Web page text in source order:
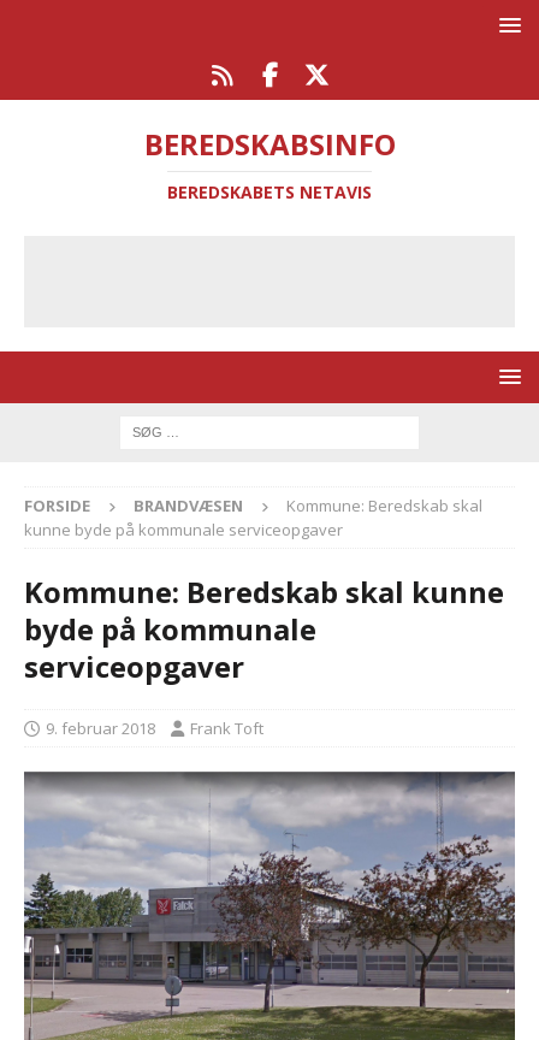
BEREDSKABSINFO
BEREDSKABETS NETAVIS
FORSIDE BRANDVÆSEN
Kommune: Beredskab skal
kunne byde på kommunale serviceopgaver
Kommune: Beredskab skal kunne
byde på kommunale
serviceopgaver
9. februar 2018 Frank Toft